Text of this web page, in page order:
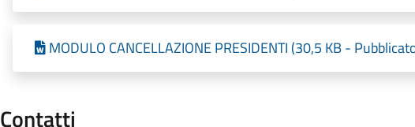
MODULO CANCELLAZIONE PRESIDENTI (30,5 KB -
Contatti